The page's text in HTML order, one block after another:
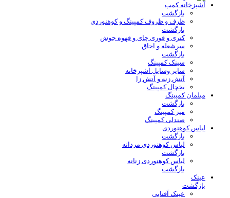
آشپزخانه کمپ
بازگشت
ظرف و ظروف کمپینگ و کوهنوردی
بازگشت
کتری و قوری چای و قهوه جوش
سرشعله و اجاق
بازگشت
سینک کمپینگ
سایر وسایل آشپزخانه
آتش زنه و آتش زا
یخچال کمپینگ
مبلمان کمپینگ
بازگشت
میز کمپینگ
صندلی کمپینگ
لباس کوهنوردی
بازگشت
لباس کوهنوردی مردانه
بازگشت
لباس کوهنوردی زنانه
بازگشت
عینک
بازگشت
عینک آفتابی